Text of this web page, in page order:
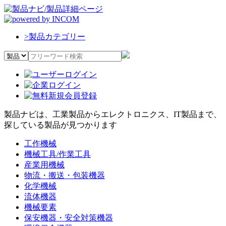
>製品カテゴリー
製品ナビは、工業製品からエレクトロニクス、IT製品まで、
探している製品が見つかります
工作機械
機械工具/作業工具
産業用機械
物流・搬送・包装機器
化学機械
流体機器
機械要素
保安機器・安全対策機器